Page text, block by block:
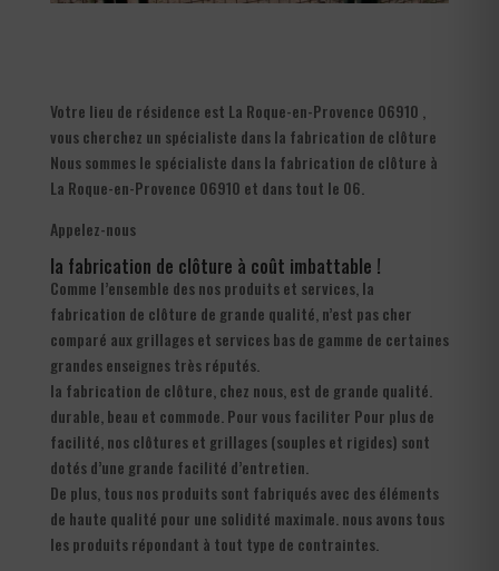
Votre lieu de résidence est La Roque-en-Provence 06910 ,
vous cherchez un spécialiste dans la fabrication de clôture
Nous sommes le spécialiste dans la fabrication de clôture à
La Roque-en-Provence 06910 et dans tout le 06.
Appelez-nous
la fabrication de clôture à coût imbattable !
Comme l’ensemble des nos produits et services, la
fabrication de clôture de grande qualité, n’est pas cher
comparé aux grillages et services bas de gamme de certaines
grandes enseignes très réputés.
la fabrication de clôture, chez nous, est de grande qualité.
durable, beau et commode. Pour vous faciliter Pour plus de
facilité, nos clôtures et grillages (souples et rigides) sont
dotés d’une grande facilité d’entretien.
De plus, tous nos produits sont fabriqués avec des éléments
de haute qualité pour une solidité maximale. nous avons tous
les produits répondant à tout type de contraintes.